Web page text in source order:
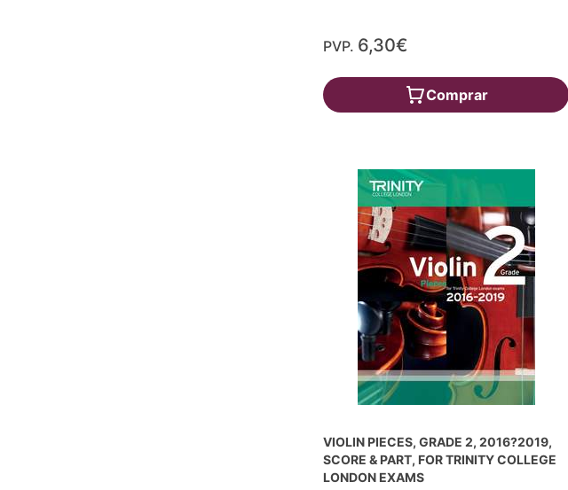
PVP. 6,30€
Comprar
VIOLIN PIECES, GRADE 2, 2016?2019,
SCORE & PART, FOR TRINITY COLLEGE
LONDON EXAMS